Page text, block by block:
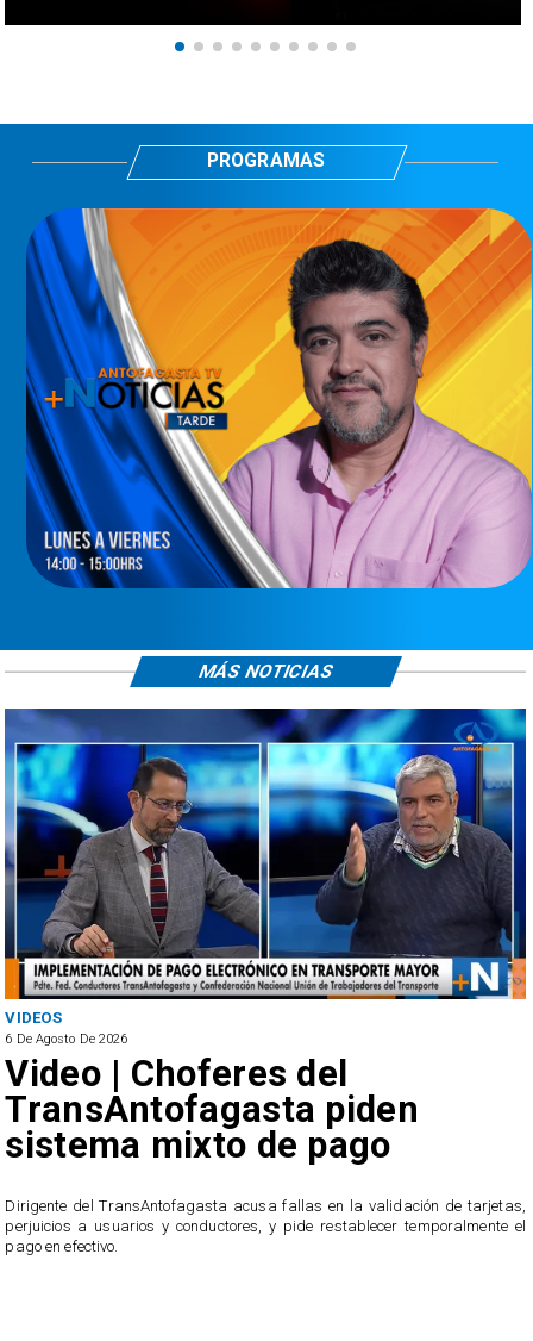
PROGRAMAS
VIDEOS
6 De Agosto De 2026
Video | Choferes del
TransAntofagasta piden
sistema mixto de pago
​Dirigente del TransAntofagasta acusa fallas en la validación de tarjetas,
perjuicios a usuarios y conductores, y pide restablecer temporalmente el
pago en efectivo.
MÁS NOTICIAS